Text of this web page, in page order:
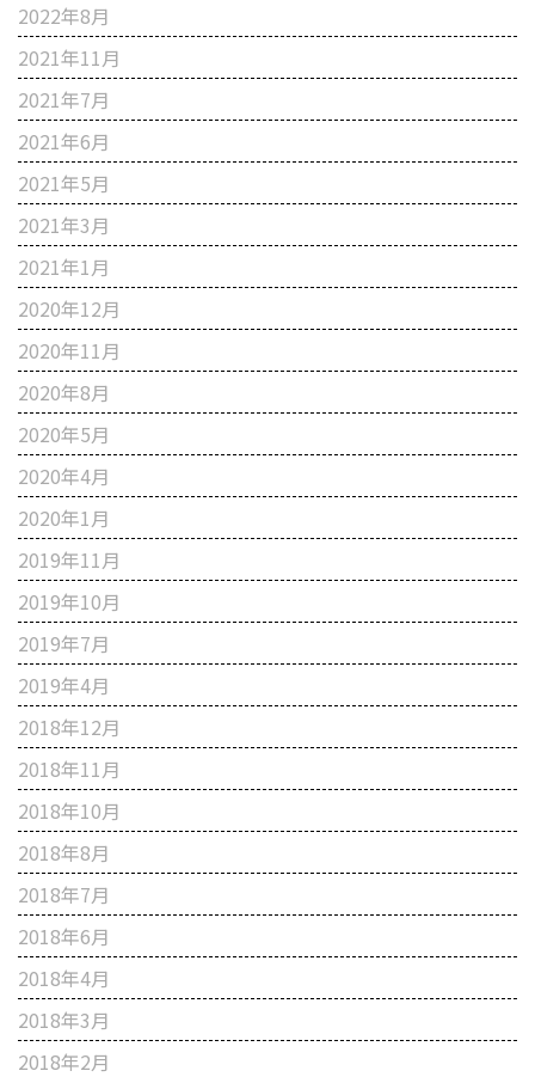
2022年8月
2021年11月
2021年7月
2021年6月
2021年5月
2021年3月
2021年1月
2020年12月
2020年11月
2020年8月
2020年5月
2020年4月
2020年1月
2019年11月
2019年10月
2019年7月
2019年4月
2018年12月
2018年11月
2018年10月
2018年8月
2018年7月
2018年6月
2018年4月
2018年3月
2018年2月